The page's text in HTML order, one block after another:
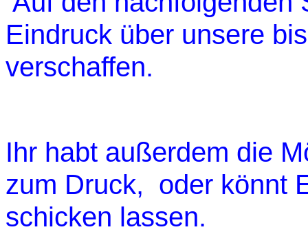
Eindruck über unsere
verschaffen.
Ihr habt außerdem die
zum Druck, oder könnt
schicken lassen.